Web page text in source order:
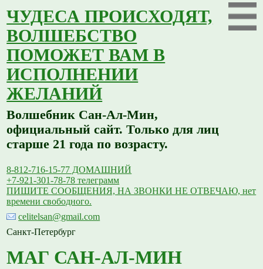
ЧУДЕСА ПРОИСХОДЯТ,
ВОЛШЕБСТВО
ПОМОЖЕТ ВАМ В
ИСПОЛНЕНИИ
ЖЕЛАНИЙ
Волшебник Сан-Ал-Мин,
официальный сайт. Только для лиц
старше 21 года по возрасту.
8-812-716-15-77 ДОМАШНИЙ
+7-921-301-78-78 телеграмм
ПИШИТЕ СООБЩЕНИЯ, НА ЗВОНКИ НЕ ОТВЕЧАЮ, нет
времени свободного.
celitelsan@gmail.com
Санкт-Петербург
МАГ САН-АЛ-МИН